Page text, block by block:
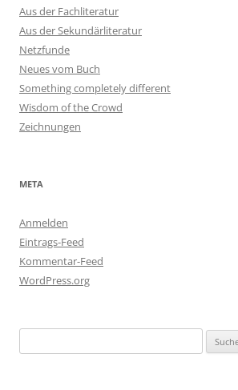
Aus der Fachliteratur
Aus der Sekundärliteratur
Netzfunde
Neues vom Buch
Something completely different
Wisdom of the Crowd
Zeichnungen
META
Anmelden
Eintrags-Feed
Kommentar-Feed
WordPress.org
nach: